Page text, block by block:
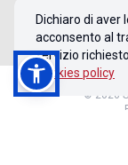
Contatti
Dichiaro di aver
acconsento al
servizio richiesto.
Cookies policy
© 2026